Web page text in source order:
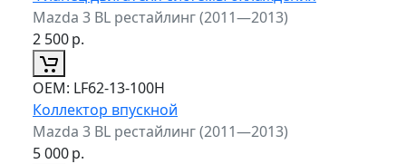
Mazda 3 BL рестайлинг (2011—2013)
2 500р.
ОЕМ: LF62-13-100H
Коллектор впускной
Mazda 3 BL рестайлинг (2011—2013)
5 000р.